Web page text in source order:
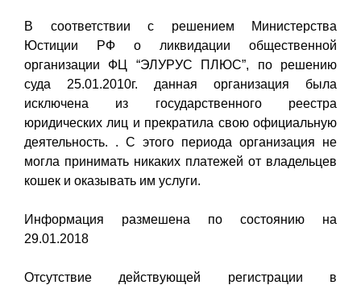
В соответствии с решением Министерства
Юстиции РФ о ликвидации общественной
организации ФЦ “ЭЛУРУС ПЛЮС”, по решению
суда 25.01.2010г. данная организация была
исключена из государственного реестра
юридических лиц и прекратила свою официальную
деятельность. . С этого периода организация не
могла принимать никаких платежей от владельцев
кошек и оказывать им услуги.
Информация размешена по состоянию на
29.01.2018
Отсутствие действующей регистрации в